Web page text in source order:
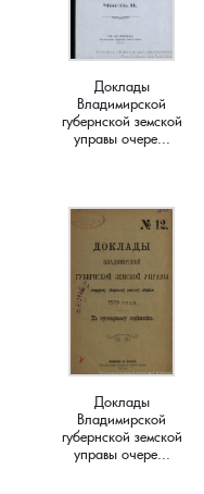
Доклады
Владимирской
губернской земской
управы очере...
Доклады
Владимирской
губернской земской
управы очере...
Краснораменье, деревня
Круглово, село
Крутово, деревня
Куницыно, дерервня
Курменёво, деревня
Лаптево, село
Лезжени, деревня
Леонтьево, село
Хорятино, деревня
Ченцы, деревня
Шушерино, деревня
Эсино, деревня